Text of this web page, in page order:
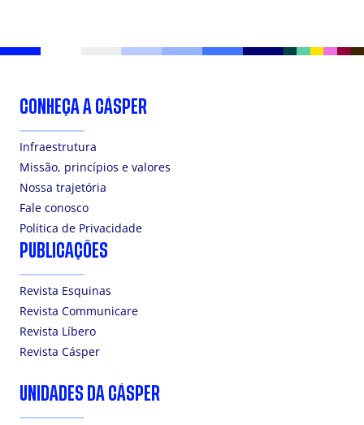
CONHEÇA A CÁSPER
Infraestrutura
Missão, princípios e valores
Nossa trajetória
Fale conosco
Politica de Privacidade
PUBLICAÇÕES
Revista Esquinas
Revista Communicare
Revista Líbero
Revista Cásper
UNIDADES DA CÁSPER